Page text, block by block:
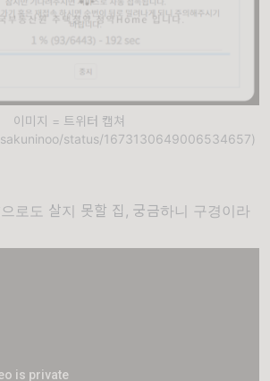
이미지 = 트위터 캡쳐
status/1673130649006534657)
로도 살지 못할 집, 궁금하니 구경이라